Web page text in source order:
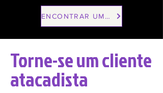
ENCONTRAR UMA LOJA
Torne-se um cliente
atacadista